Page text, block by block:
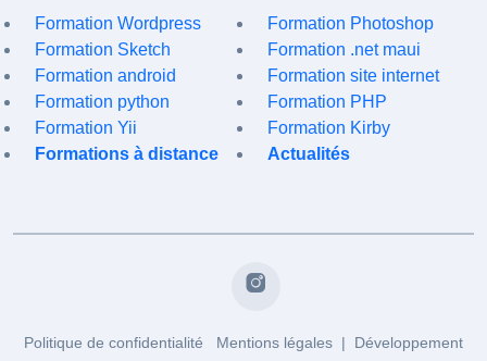
Formation Wordpress
Formation Photoshop
Formation Sketch
Formation .net maui
Formation android
Formation site internet
Formation python
Formation PHP
Formation Yii
Formation Kirby
Formations à distance
Actualités
Politique de confidentialité Mentions légales | Développement